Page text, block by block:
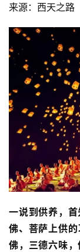
来源：西天之
一说到供养，
佛、菩萨上供
佛，三德六味